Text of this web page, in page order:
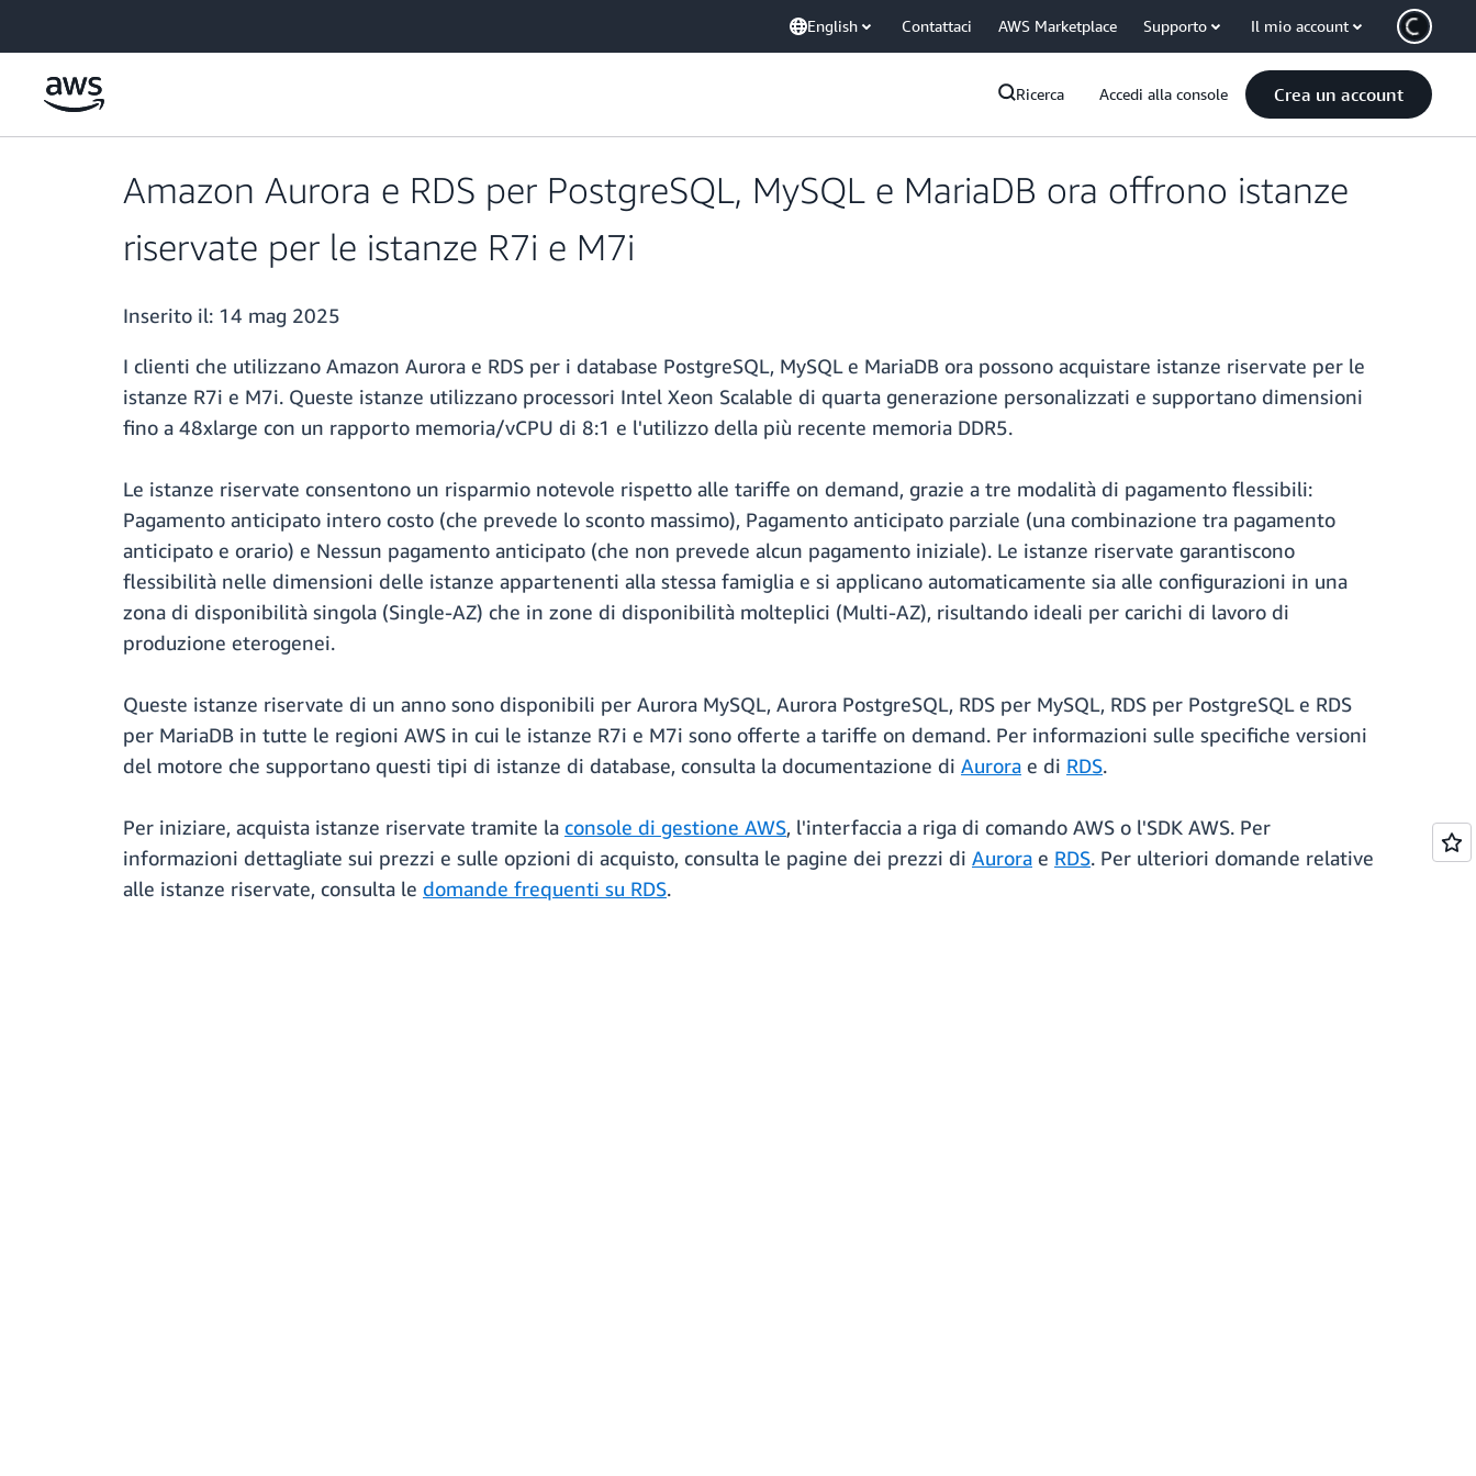
English Contattaci AWS Marketplace Supporto Il mio account
Ricerca Accedi alla console Crea un account
Amazon Aurora e RDS per PostgreSQL, MySQL e MariaDB ora offrono istanze
riservate per le istanze R7i e M7i
Inserito il: 14 mag 2025
I clienti che utilizzano Amazon Aurora e RDS per i database PostgreSQL, MySQL e MariaDB ora possono acquistare istanze riservate per le
istanze R7i e M7i. Queste istanze utilizzano processori Intel Xeon Scalable di quarta generazione personalizzati e supportano dimensioni
fino a 48xlarge con un rapporto memoria/vCPU di 8:1 e l'utilizzo della più recente memoria DDR5.
Le istanze riservate consentono un risparmio notevole rispetto alle tariffe on demand, grazie a tre modalità di pagamento flessibili:
Pagamento anticipato intero costo (che prevede lo sconto massimo), Pagamento anticipato parziale (una combinazione tra pagamento
anticipato e orario) e Nessun pagamento anticipato (che non prevede alcun pagamento iniziale). Le istanze riservate garantiscono
flessibilità nelle dimensioni delle istanze appartenenti alla stessa famiglia e si applicano automaticamente sia alle configurazioni in una
zona di disponibilità singola (Single-AZ) che in zone di disponibilità molteplici (Multi-AZ), risultando ideali per carichi di lavoro di
produzione eterogenei.
Queste istanze riservate di un anno sono disponibili per Aurora MySQL, Aurora PostgreSQL, RDS per MySQL, RDS per PostgreSQL e RDS
per MariaDB in tutte le regioni AWS in cui le istanze R7i e M7i sono offerte a tariffe on demand. Per informazioni sulle specifiche versioni
del motore che supportano questi tipi di istanze di database, consulta la documentazione di Aurora e di RDS.
Per iniziare, acquista istanze riservate tramite la console di gestione AWS, l'interfaccia a riga di comando AWS o l'SDK AWS. Per
informazioni dettagliate sui prezzi e sulle opzioni di acquisto, consulta le pagine dei prezzi di Aurora e RDS. Per ulteriori domande relative
alle istanze riservate, consulta le domande frequenti su RDS.